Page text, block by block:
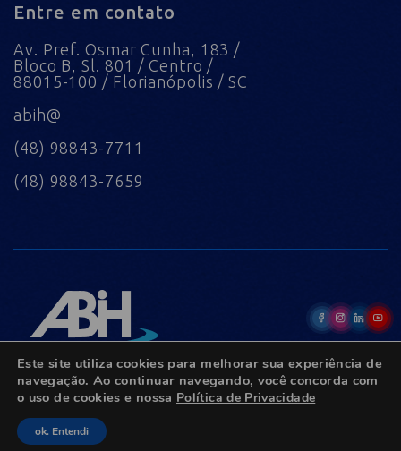
Entre em contato
Av. Pref. Osmar Cunha, 183 /
Bloco B, Sl. 801 / Centro /
88015-100 / Florianópolis / SC
abih@
(48) 98843-7711
(48) 98843-7659
© Copyright 2022 - Todos os direitos reservados.
Este site utiliza cookies para melhorar sua experiência de
navegação. Ao continuar navegando, você concorda com
o uso de cookies e nossa Política de Privacidade
ok. Entendi